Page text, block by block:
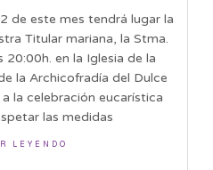
de este mes tendrá lugar la
Titular mariana, la Stma.
20:00h. en la Iglesia de la
la Archicofradía del Dulce
la celebración eucarística
las medidas
LEYENDO